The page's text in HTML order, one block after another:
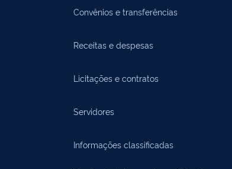
Convênios e transferências
Receitas e despesas
Licitações e contratos
Servidores
Informações classificadas